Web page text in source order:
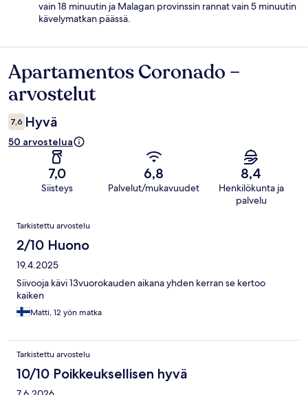
vain 18 minuutin ja Malagan provinssin rannat vain 5 minuutin
kävelymatkan päässä.
Arvostelut
Apartamentos Coronado –
arvostelut
7,6 Hyvä
50 arvostelua
7,0
Siisteys
6,8
Palvelut/mukavuudet
8,4
Henkilökunta ja
palvelu
Arvostelut
Tarkistettu arvostelu
2/10 Huono
19.4.2025
Siivooja kävi 13vuorokauden aikana yhden kerran se kertoo
kaiken
Matti, 12 yön matka
Tarkistettu arvostelu
10/10 Poikkeuksellisen hyvä